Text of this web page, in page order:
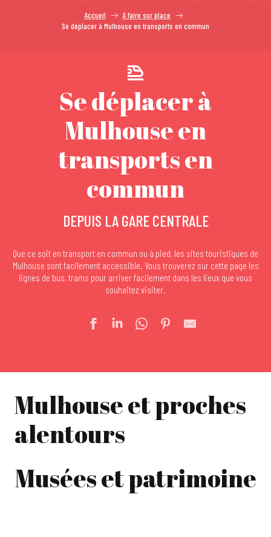
Accueil
A faire sur place
Se déplacer à Mulhouse en transports en commun
Se déplacer à
Mulhouse en
transports en
commun
DEPUIS LA GARE CENTRALE
Que ce soit en transport en commun ou à pied, les sites touristiques de
Mulhouse sont facilement accessible. Vous trouverez sur cette page les
lignes de bus, trams pour arriver facilement dans les lieux que vous
souhaitez visiter.
Mulhouse et proches
alentours
Musées et patrimoine